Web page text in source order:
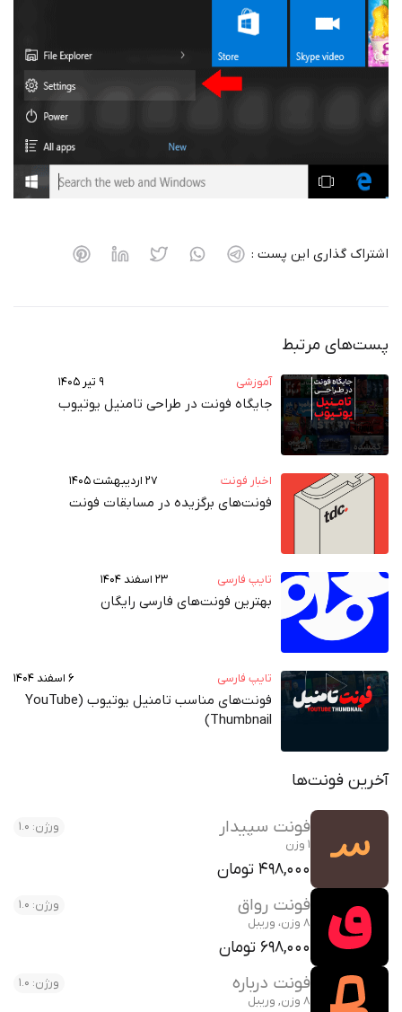
اشتراک گذاری این پست :
پست‌های مرتبط
آموزشی ۹ تیر ۱۴۰۵
جایگاه فونت در طراحی تامنیل یوتیوب
اخبار فونت ۲۷ اردیبهشت ۱۴۰۵
فونت‌های برگزیده در مسابقات فونت
تایپ فارسی ۲۳ اسفند ۱۴۰۴
بهترین فونت‌های فارسی رایگان
تایپ فارسی ۶ اسفند ۱۴۰۴
فونت‌های مناسب تامنیل یوتیوب (YouTube
Thumbnail)
آخرین فونت‌ها
فونت سپیدار
ورژن: 1.0
1 وزن
498,000 تومان
فونت رواق
ورژن: 1.0
8 وزن، وریبل
698,000 تومان
فونت درباره
ورژن: 1.0
8 وزن, وریبل